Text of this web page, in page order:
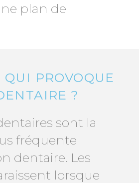
plan de
PROVOQUE
?
sont la
fréquente
dentaire. Les
lorsque